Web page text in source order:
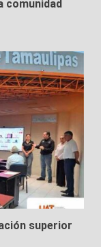
comunidad
superior